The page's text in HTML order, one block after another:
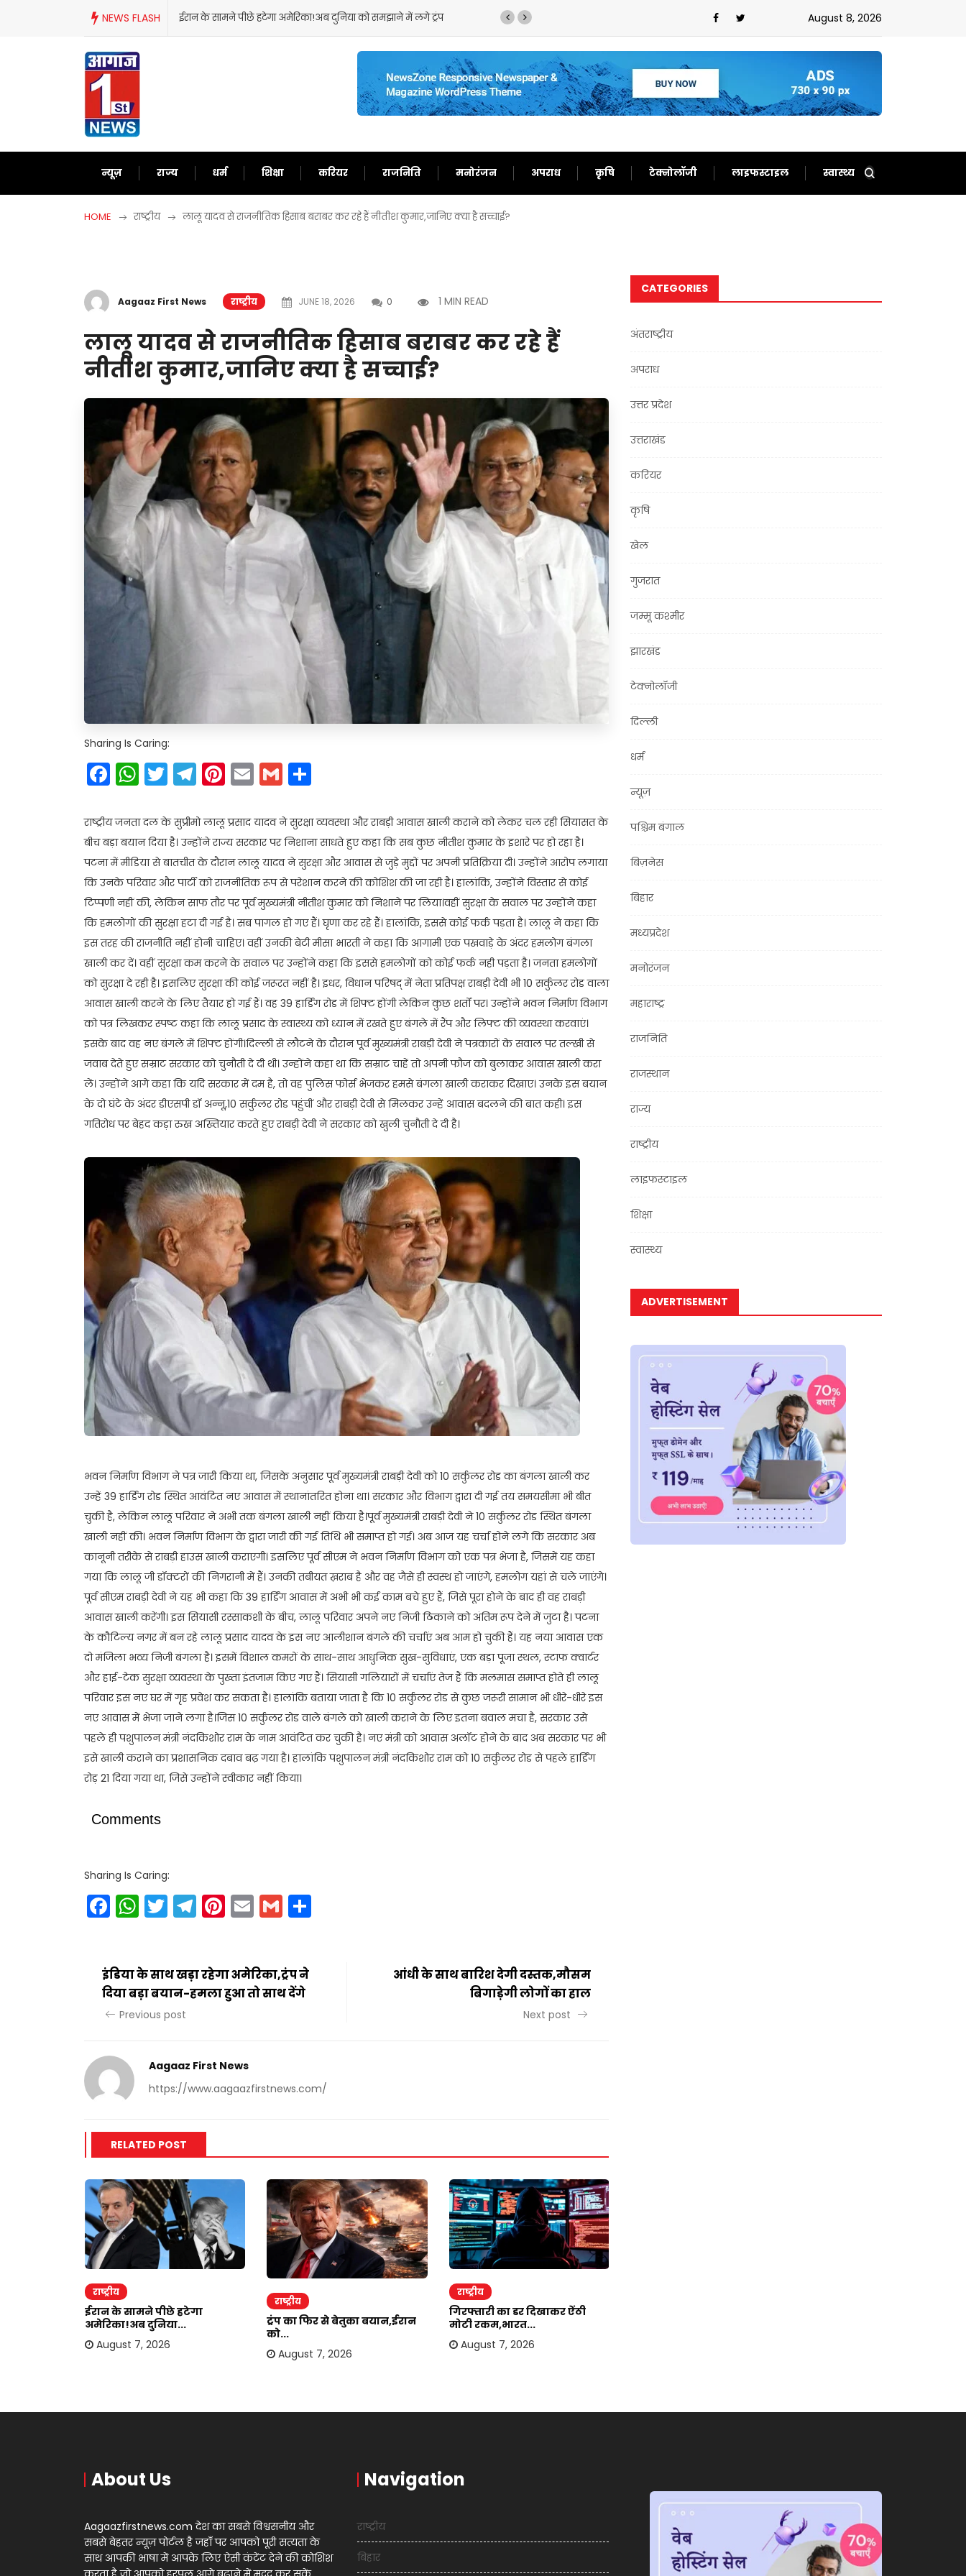
NEWS FLASH
को समझाने में लगे ट्रंप ट्रंप का फिर से बेतुका बयान,ईरान को बता दिया बेचारा August 8, 2026
न्यूज़ राज्य धर्म शिक्षा करियर राजनिति मनोरंजन अपराध कृषि टेक्नोलॉजी लाइफस्टाइल स्वास्थ्य
HOME राष्ट्रीय लालू यादव से राजनीतिक हिसाब बराबर कर रहे हैं नीतीश कुमार,जानिए क्या है सच्चाई?
Aagaaz First News राष्ट्रीय JUNE 18, 2026 0 1 MIN READ
लालू यादव से राजनीतिक हिसाब बराबर कर रहे हैं
नीतीश कुमार,जानिए क्या है सच्चाई?
Sharing Is Caring:
Facebook
WhatsApp
Twitter
Telegram
Pinterest
EmailGmail
राष्ट्रीय जनता दल के सुप्रीमो लालू प्रसाद यादव ने सुरक्षा व्यवस्था और राबड़ी आवास खाली कराने को लेकर चल रही सियासत के
बीच बड़ा बयान दिया है। उन्होंने राज्य सरकार पर निशाना साधते हुए कहा कि सब कुछ नीतीश कुमार के इशारे पर हो रहा है।
पटना में मीडिया से बातचीत के दौरान लालू यादव ने सुरक्षा और आवास से जुड़े मुद्दों पर अपनी प्रतिक्रिया दी। उन्होंने आरोप लगाया
कि उनके परिवार और पार्टी को राजनीतिक रूप से परेशान करने की कोशिश की जा रही है। हालांकि, उन्होंने विस्तार से कोई
टिप्पणी नहीं की, लेकिन साफ तौर पर पूर्व मुख्यमंत्री नीतीश कुमार को निशाने पर लिया।वहीं सुरक्षा के सवाल पर उन्होंने कहा
कि हमलोगों की सुरक्षा हटा दी गई है। सब पागल हो गए हैं। घृणा कर रहे हैं। हालांकि, इससे कोई फर्क पड़ता है। लालू ने कहा कि
इस तरह की राजनीति नहीं होनी चाहिए। वहीं उनकी बेटी मीसा भारती ने कहा कि आगामी एक पखवाड़े के अंदर हमलोग बंगला
खाली कर दें। वहीं सुरक्षा कम करने के सवाल पर उन्होंने कहा कि इससे हमलोगों को कोई फर्क नही पड़ता है। जनता हमलोगों
को सुरक्षा दे रही है। इसलिए सुरक्षा की कोई जरूरत नहीं है। इधर, विधान परिषद् में नेता प्रतिपक्ष राबड़ी देवी भी 10 सर्कुलर रोड वाला
आवास खाली करने के लिए तैयार हो गई हैं। वह 39 हार्डिंग रोड में शिफ्ट होंगी लेकिन कुछ शर्तों पर। उन्होंने भवन निर्माण विभाग
को पत्र लिखकर स्पष्ट कहा कि लालू प्रसाद के स्वास्थ्य को ध्यान में रखते हुए बंगले में रैंप और लिफ्ट की व्यवस्था करवाएं।
इसके बाद वह नए बंगले में शिफ्ट होंगी।दिल्ली से लौटने के दौरान पूर्व मुख्यमंत्री राबड़ी देवी ने पत्रकारों के सवाल पर तल्खी से
जवाब देते हुए सम्राट सरकार को चुनौती दे दी थी। उन्होंने कहा था कि सम्राट चाहें तो अपनी फौज को बुलाकर आवास खाली करा
लें। उन्होंने आगे कहा कि यदि सरकार में दम है, तो वह पुलिस फोर्स भेजकर हमसे बंगला खाली कराकर दिखाए। उनके इस बयान
के दो घंटे के अंदर डीएसपी डॉ अन्नू,10 सर्कुलर रोड पहुंचीं और राबड़ी देवी से मिलकर उन्हें आवास बदलने की बात कही। इस
गतिरोध पर बेहद कड़ा रुख अख्तियार करते हुए राबड़ी देवी ने सरकार को खुली चुनौती दे दी है।
भवन निर्माण विभाग ने पत्र जारी किया था, जिसके अनुसार पूर्व मुख्यमंत्री राबड़ी देवी को 10 सर्कुलर रोड का बंगला खाली कर
उन्हें 39 हार्डिंग रोड स्थित आवंटित नए आवास में स्थानांतरित होना था। सरकार और विभाग द्वारा दी गई तय समयसीमा भी बीत
चुकी है, लेकिन लालू परिवार ने अभी तक बंगला खाली नहीं किया है।पूर्व मुख्यमंत्री राबड़ी देवी ने 10 सर्कुलर रोड स्थित बंगला
खाली नहीं की। भवन निर्माण विभाग के द्वारा जारी की गई तिथि भी समाप्त हो गई। अब आज यह चर्चा होने लगे कि सरकार अब
कानूनी तरीके से राबड़ी हाउस खाली कराएगी। इसलिए पूर्व सीएम ने भवन निर्माण विभाग को एक पत्र भेजा है, जिसमें यह कहा
गया कि लालू जी डॉक्टरों की निगरानी में हैं। उनकी तबीयत ख़राब है और वह जैसे ही स्वस्थ हो जाएंगे, हमलोग यहां से चले जाएंगे।
पूर्व सीएम राबड़ी देवी ने यह भी कहा कि 39 हार्डिंग आवास में अभी भी कई काम बचे हुए हैं, जिसे पूरा होने के बाद ही वह राबड़ी
आवास खाली करेंगी। इस सियासी रस्साकशी के बीच, लालू परिवार अपने नए निजी ठिकाने को अंतिम रूप देने में जुटा है। पटना
के कौटिल्य नगर में बन रहे लालू प्रसाद यादव के इस नए आलीशान बंगले की चर्चाएं अब आम हो चुकी हैं। यह नया आवास एक
दो मंजिला भव्य निजी बंगला है। इसमें विशाल कमरों के साथ-साथ आधुनिक सुख-सुविधाएं, एक बड़ा पूजा स्थल, स्टाफ क्वार्टर
और हाई-टेक सुरक्षा व्यवस्था के पुख्ता इंतजाम किए गए हैं। सियासी गलियारों में चर्चाएं तेज हैं कि मलमास समाप्त होते ही लालू
परिवार इस नए घर में गृह प्रवेश कर सकता है। हालांकि बताया जाता है कि 10 सर्कुलर रोड से कुछ जरूरी सामान भी धीरे-धीरे इस
नए आवास में भेजा जाने लगा है।जिस 10 सर्कुलर रोड वाले बंगले को खाली कराने के लिए इतना बवाल मचा है, सरकार उसे
पहले ही पशुपालन मंत्री नंदकिशोर राम के नाम आवंटित कर चुकी है। नए मंत्री को आवास अलॉट होने के बाद अब सरकार पर भी
इसे खाली कराने का प्रशासनिक दबाव बढ़ गया है। हालांकि पशुपालन मंत्री नंदकिशोर राम को 10 सर्कुलर रोड से पहले हार्डिंग
रोड़ 21 दिया गया था, जिसे उन्होंने स्वीकार नहीं किया।
Comments
Sharing Is Caring:
Facebook
WhatsApp
Twitter
Telegram
Pinterest
EmailGmail
इंडिया के साथ खड़ा रहेगा अमेरिका,ट्रंप ने
दिया बड़ा बयान-हमला हुआ तो साथ देंगे
Previous post
आंधी के साथ बारिश देगी दस्तक,मौसम
बिगाड़ेगी लोगों का हाल
Next post
Aagaaz First News
https://www.aagaazfirstnews.com/
RELATED POST
राष्ट्रीय
ईरान के सामने पीछे हटेगा
अमेरिका!अब दुनिया...
August 7, 2026
राष्ट्रीय
ट्रंप का फिर से बेतुका बयान,ईरान
को...
August 7, 2026
राष्ट्रीय
गिरफ्तारी का डर दिखाकर ऐंठी
मोटी रकम,भारत...
August 7, 2026
CATEGORIES
अंतराष्ट्रीय
अपराध
उत्तर प्रदेश
उत्तराखंड
करियर
कृषि
खेल
गुजरात
जम्मू कश्मीर
झारखंड
टेक्नोलॉजी
दिल्ली
धर्म
न्यूज़
पश्चिम बंगाल
बिज़नेस
बिहार
मध्यप्रदेश
मनोरंजन
महाराष्ट्र
राजनिति
राजस्थान
राज्य
राष्ट्रीय
लाइफस्टाइल
शिक्षा
स्वास्थ्य
ADVERTISEMENT
About Us
Aagaazfirstnews.com देश का सबसे विश्वसनीय और
सबसे बेहतर न्यूज़ पोर्टल है जहाँ पर आपको पूरी सत्यता के
साथ आपकी भाषा में आपके लिए ऐसी कंटेंट देने की कोशिश
Navigation
राष्ट्रीय
बिहार